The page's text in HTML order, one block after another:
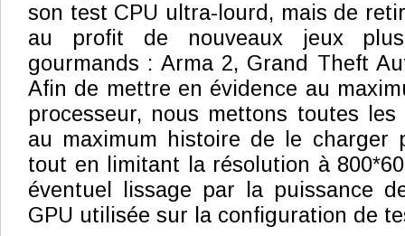
son test CPU ultra-lourd, mais de
au profit de nouveaux jeux
gourmands : Arma 2, Grand Theft
Afin de mettre en évidence au
processeur, nous mettons toutes
au maximum histoire de le charger
tout en limitant la résolution à
éventuel lissage par la puissance
GPU utilisée sur la configuration de